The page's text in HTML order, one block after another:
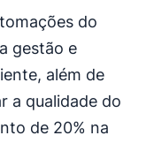
do
gestão e
além de
a qualidade do
de 20% na